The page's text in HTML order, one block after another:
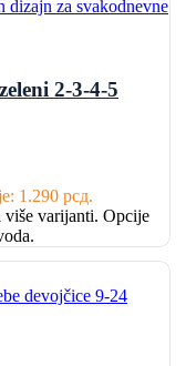
2-3-4-5
1.290 рсд.
varijanti. Opcije